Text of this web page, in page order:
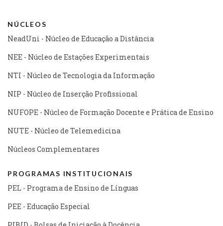
NÚCLEOS
NeadUni - Núcleo de Educação a Distância
NEE - Núcleo de Estações Experimentais
NTI - Núcleo de Tecnologia da Informação
NIP - Núcleo de Inserção Profissional
NUFOPE - Núcleo de Formação Docente e Prática de Ensino
NUTE - Núcleo de Telemedicina
Núcleos Complementares
PROGRAMAS INSTITUCIONAIS
PEL - Programa de Ensino de Línguas
PEE - Educação Especial